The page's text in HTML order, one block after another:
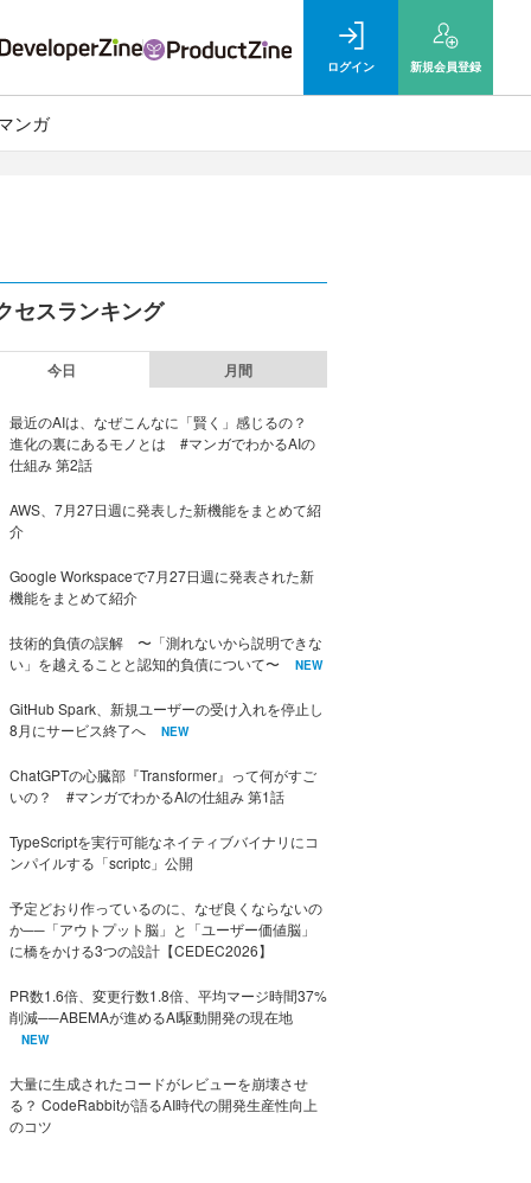
ログイン 新規会員登録
ンガ
セスランキング
今日 月間
最近のAIは、なぜこんなに「賢く」感じるの？
進化の裏にあるモノとは #マンガでわかるAIの
仕組み 第2話
AWS、7月27日週に発表した新機能をまとめて紹
介
Google Workspaceで7月27日週に発表された新
機能をまとめて紹介
技術的負債の誤解 〜「測れないから説明できな
い」を越えることと認知的負債について〜
NEW
GitHub Spark、新規ユーザーの受け入れを停止し
8月にサービス終了へ
NEW
ChatGPTの心臓部『Transformer』って何がすご
いの？ #マンガでわかるAIの仕組み 第1話
TypeScriptを実行可能なネイティブバイナリにコ
ンパイルする「scriptc」公開
予定どおり作っているのに、なぜ良くならないの
か──「アウトプット脳」と「ユーザー価値脳」
に橋をかける3つの設計【CEDEC2026】
PR数1.6倍、変更行数1.8倍、平均マージ時間37%
削減──ABEMAが進めるAI駆動開発の現在地
NEW
大量に生成されたコードがレビューを崩壊させ
る？ CodeRabbitが語るAI時代の開発生産性向上
のコツ